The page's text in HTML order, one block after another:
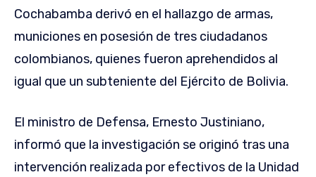
Cochabamba derivó en el hallazgo de armas,
municiones en posesión de tres ciudadanos
colombianos, quienes fueron aprehendidos al
igual que un subteniente del Ejército de Bolivia.
El ministro de Defensa, Ernesto Justiniano,
informó que la investigación se originó tras una
intervención realizada por efectivos de la Unidad